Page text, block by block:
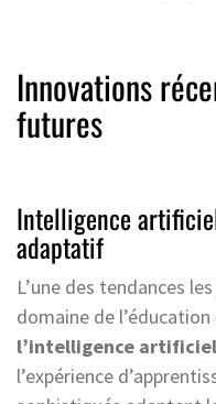
Innovations
futures
Intelligence
adaptatif
L’une des tendances
domaine de l’éducation
l’intelligence
l’expérience